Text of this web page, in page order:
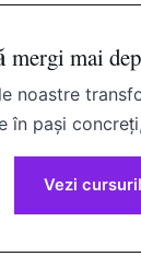
mergi mai
noastre
în pași
Vezi